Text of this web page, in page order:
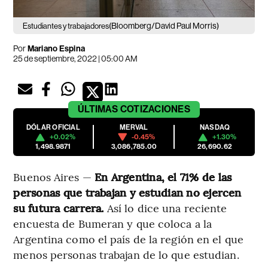
Estudiantes y trabajadores(Bloomberg/David Paul Morris)
PorMariano Espina
25 de septiembre, 2022 | 05:00 AM
ÚLTIMAS COTIZACIONES
DÓLAR OFICIAL
+0.02%
1,498.9871
MERVAL
-0.45%
3,086,785.00
NASDAQ
+1.30%
26,690.62
Buenos Aires — En Argentina, el 71% de las
personas que trabajan y estudian no ejercen
su futura carrera. Así lo dice una reciente
encuesta de Bumeran y que coloca a la
Argentina como el país de la región en el que
menos personas trabajan de lo que estudian.